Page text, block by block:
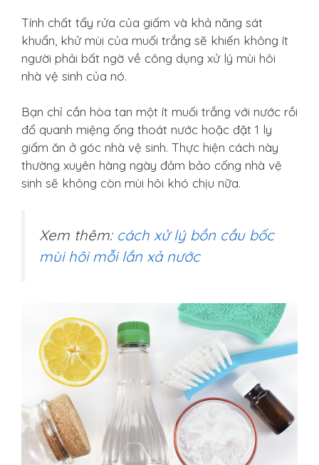
Tính chất tẩy rửa của giấm và khả năng sát
khuẩn, khử mùi của muối trắng sẽ khiến không ít
người phải bất ngờ về công dụng xử lý mùi hôi
nhà vệ sinh của nó.
Bạn chỉ cần hòa tan một ít muối trắng với nước rồi
đổ quanh miệng ống thoát nước hoặc đặt 1 ly
giấm ăn ở góc nhà vệ sinh. Thực hiện cách này
thường xuyên hàng ngày đảm bảo cống nhà vệ
sinh sẽ không còn mùi hôi khó chịu nữa.
Xem thêm: cách xử lý bồn cầu bốc
mùi hôi mỗi lần xả nước